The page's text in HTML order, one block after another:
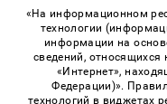
«На информационном
технологии
информации на
сведений, относящихся
«Интернет»,
Федерации)».
технологий в виджетах